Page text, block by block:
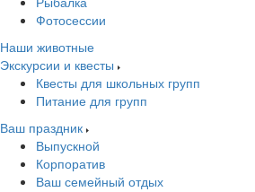
Фотосессии
Наши животные
Экскурсии и квесты
Квесты для школьных групп
Питание для групп
Ваш праздник
Выпускной
Корпоратив
Ваш семейный отдых